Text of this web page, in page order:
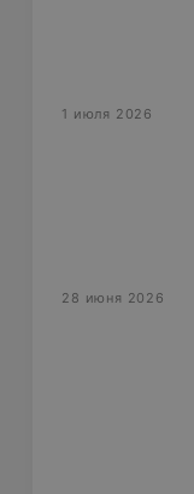
1 июля 2026
28 июня 2026